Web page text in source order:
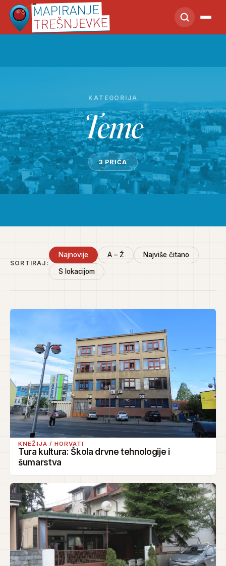
KATEGORIJA
Teme
3 PRIČA
SORTIRAJ:
Najnovije A – Ž Najviše čitano
S lokacijom
KNEŽIJA / HORVATI
Tura kultura: Škola drvne tehnologije i
šumarstva